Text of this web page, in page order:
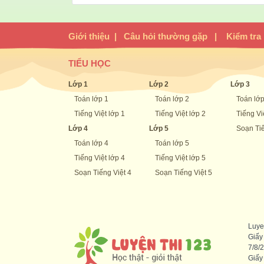
Giới thiệu | Câu hỏi thường gặp | Kiểm tra
TIỂU HỌC
Lớp 1
Toán lớp 1
Tiếng Việt lớp 1
Lớp 4
Toán lớp 4
Tiếng Việt lớp 4
Soạn Tiếng Việt 4
Lớp 2
Toán lớp 2
Tiếng Việt lớp 2
Lớp 5
Toán lớp 5
Tiếng Việt lớp 5
Soạn Tiếng Việt 5
Lớp 3
Toán
Tiếng
Soạn
7/8/